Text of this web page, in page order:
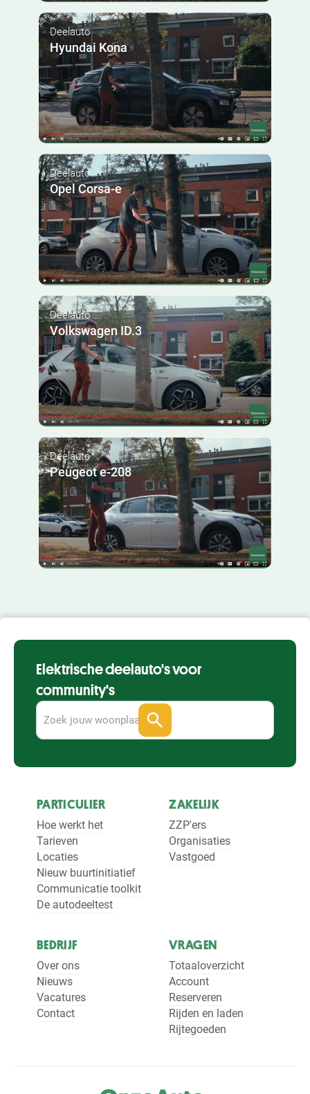
Deelauto
Hyundai Kona
Deelauto
Opel Corsa-e
Deelauto
Volkswagen ID.3
Deelauto
Peugeot e-208
Elektrische deelauto's voor
community's
PARTICULIER
Hoe werkt het
Tarieven
Locaties
Nieuw buurtinitiatief
Communicatie toolkit
De autodeeltest
ZAKELIJK
ZZP'ers
Organisaties
Vastgoed
BEDRIJF
Over ons
Nieuws
Vacatures
Contact
VRAGEN
Totaaloverzicht
Account
Reserveren
Rijden en laden
Rijtegoeden